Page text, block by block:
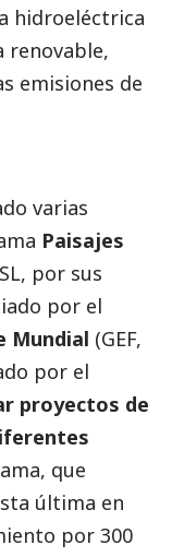
hidroeléctrica
renovable,
emisiones de
varias
Paisajes
por sus
por el
Mundial (GEF,
por el
proyectos de
que
última en
por 300